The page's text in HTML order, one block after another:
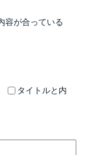
容が合っている
タイトルと内